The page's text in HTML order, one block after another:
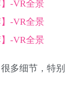
多细节，特别